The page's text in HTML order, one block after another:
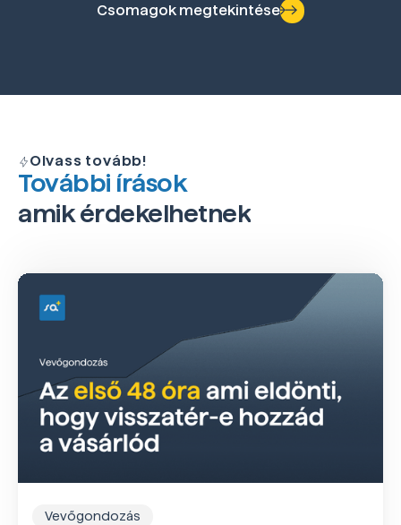
Csomagok megtekintése
Olvass tovább!
További írások
amik érdekelhetnek
Vevőgondozás